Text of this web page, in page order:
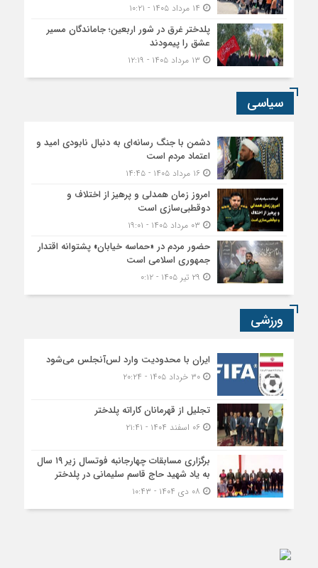
پلدختر غرق در شور اربعین؛ جاماندگان مسیر
عشق را پیمودند
سیاسی
دشمن با جنگ رسانه‌ای به دنبال نابودی امید و
اعتماد مردم است
۱۶ مرداد ۱۴۰۵ - ۱۴:۴۵
امروز زمان همدلی و پرهیز از اختلاف و
دوقطبی‌سازی است
حضور مردم در «حماسه خیابان» پشتوانه اقتدار
جمهوری اسلامی است
ورزشی
ایران با محدودیت وارد لس‌آنجلس می‌شود
۳۰ خرداد ۱۴۰۵ - ۲۰:۲۴
تجلیل از قهرمانان کاراته پلدختر
۰۶ اسفند ۱۴۰۴ - ۲۱:۴۱
برگزاری مسابقات چهارجانبه فوتسال زیر ۱۹ سال
به یاد شهید حاج قاسم سلیمانی در پلدختر